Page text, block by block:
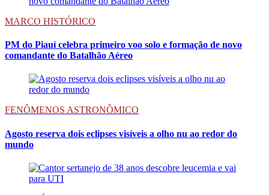
MARCO HISTÓRICO
PM do Piauí celebra primeiro voo solo e formação de novo
comandante do Batalhão Aéreo
FENÔMENOS ASTRONÔMICO
Agosto reserva dois eclipses visíveis a olho nu ao redor do
mundo